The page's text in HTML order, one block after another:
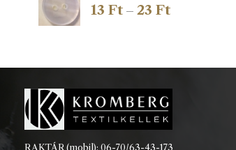
13Ft – 23FtÁrtartomány:
RAKTÁR (mobil): 06-70/63-43-173